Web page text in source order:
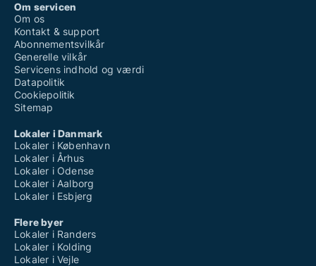
Om servicen
Om os
Kontakt & support
Abonnementsvilkår
Generelle vilkår
Servicens indhold og værdi
Datapolitik
Cookiepolitik
Sitemap
Lokaler i Danmark
Lokaler i København
Lokaler i Århus
Lokaler i Odense
Lokaler i Aalborg
Lokaler i Esbjerg
Flere byer
Lokaler i Randers
Lokaler i Kolding
Lokaler i Vejle